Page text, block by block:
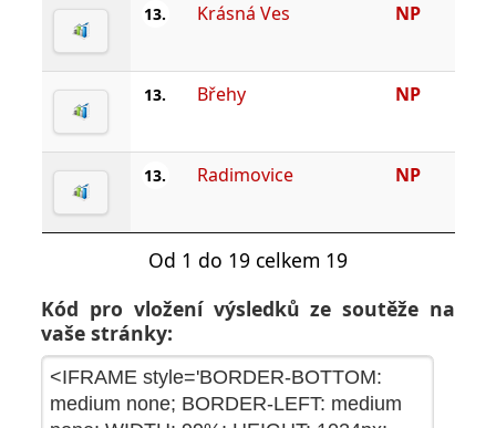
13. Krásná Ves NP
13. Břehy NP
13. Radimovice NP
Od 1 do 19 celkem 19
Kód pro vložení výsledků ze soutěže na
vaše stránky: